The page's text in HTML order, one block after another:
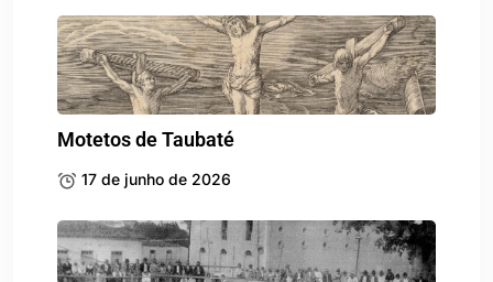
Motetos de Taubaté
17 de junho de 2026